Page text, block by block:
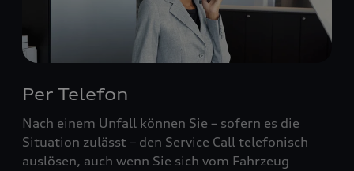
Per Telefon
Nach einem Unfall können Sie – sofern es die
Situation zulässt – den Service Call telefonisch
auslösen, auch wenn Sie sich vom Fahrzeug